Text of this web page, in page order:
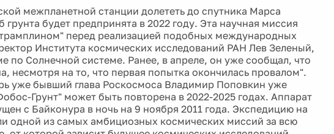
межпланетной станции долететь до спутника Марса
грунта будет предпринята в 2022 году. Эта научная миссия
перед реализацией подобных международных
Института космических исследований РАН Лев Зеленый,
по Солнечной системе. Ранее, в апреле, он уже сообщал, что
несмотря на то, что первая попытка окончилась провалом".
уже бывший глава Роскосмоса Владимир Поповкин уже
Грунт" может быть повторена в 2022-2025 годах. Аппарат
с Байконура в ночь на 9 ноября 2011 года. Экспедицию на
одной из самых амбициозных космических миссий за всю